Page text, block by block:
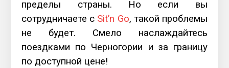
пределы страны. Но если вы
сотрудничаете с Sit’n Go, такой проблемы
не будет. Смело наслаждайтесь
поездками по Черногории и за границу
по доступной цене!